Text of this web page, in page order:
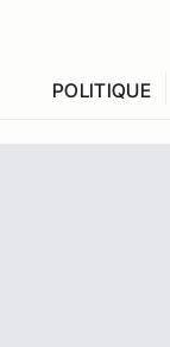
POLITIQUE